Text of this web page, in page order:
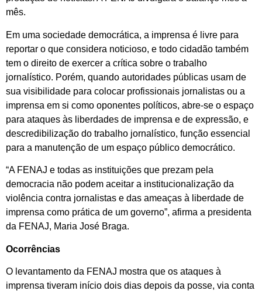
mês.
Em uma sociedade democrática, a imprensa é livre para
reportar o que considera noticioso, e todo cidadão também
tem o direito de exercer a crítica sobre o trabalho
jornalístico. Porém, quando autoridades públicas usam de
sua visibilidade para colocar profissionais jornalistas ou a
imprensa em si como oponentes políticos, abre-se o espaço
para ataques às liberdades de imprensa e de expressão, e
descredibilização do trabalho jornalístico, função essencial
para a manutenção de um espaço público democrático.
“A FENAJ e todas as instituições que prezam pela
democracia não podem aceitar a institucionalização da
violência contra jornalistas e das ameaças à liberdade de
imprensa como prática de um governo”, afirma a presidenta
da FENAJ, Maria José Braga.
Ocorrências
O levantamento da FENAJ mostra que os ataques à
imprensa tiveram início dois dias depois da posse, via conta